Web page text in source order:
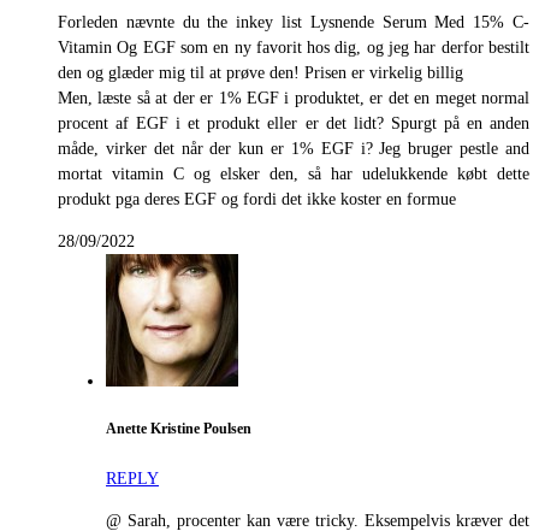
Forleden nævnte du the inkey list Lysnende Serum Med 15% C-
Vitamin Og EGF som en ny favorit hos dig, og jeg har derfor bestilt
den og glæder mig til at prøve den! Prisen er virkelig billig
Men, læste så at der er 1% EGF i produktet, er det en meget normal
procent af EGF i et produkt eller er det lidt? Spurgt på en anden
måde, virker det når der kun er 1% EGF i? Jeg bruger pestle and
mortat vitamin C og elsker den, så har udelukkende købt dette
produkt pga deres EGF og fordi det ikke koster en formue
28/09/2022
Anette Kristine Poulsen
REPLY
@ Sarah, procenter kan være tricky. Eksempelvis kræver det